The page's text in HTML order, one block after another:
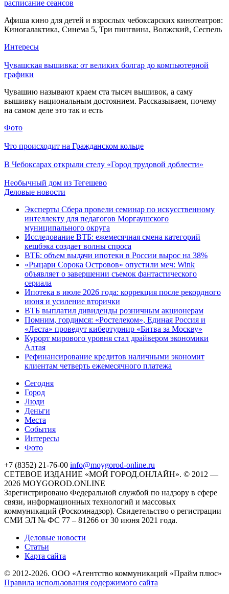
расписание сеансов
Афиша кино для детей и взрослых чебоксарских кинотеатров:
Киногалактика, Синема 5, Три пингвина, Волжский, Сеспель
Интересы
Чувашская вышивка: от великих болгар до компьютерной
графики
Чувашию называют краем ста тысяч вышивок, а саму
вышивку национальным достоянием. Рассказываем, почему
на самом деле это так и есть
Фото
Что происходит на Гражданском кольце
В Чебоксарах открыли стелу «Город трудовой доблести»
Необычный дом из Тегешево
Деловые новости
Эксперты Сбера провели семинар по искусственному
интеллекту для педагогов Моргаушского
муниципального округа
Исследование ВТБ: ежемесячная смена категорий
кешбэка создает волны спроса
ВТБ: объем выдачи ипотеки в России вырос на 38%
«Рыцари Сорока Островов» опустили меч: Wink
объявляет о завершении съемок фантастического
сериала
Ипотека в июле 2026 года: коррекция после рекордного
июня и усиление вторички
ВТБ выплатил дивиденды розничным акционерам
Помним, гордимся: «Ростелеком», Единая Россия и
«Леста» проведут кибертурнир «Битва за Москву»
Курорт мирового уровня стал драйвером экономики
Алтая
Рефинансирование кредитов наличными экономит
клиентам четверть ежемесячного платежа
Cегодня
Город
Люди
Деньги
Места
События
Интересы
Фото
+7 (8352) 21-76-00 info@moygorod-online.ru
СЕТЕВОЕ ИЗДАНИЕ «МОЙ ГОРОД.ОНЛАЙН». © 2012 —
2026 MOYGOROD.ONLINE
Зарегистрировано Федеральной службой по надзору в сфере
связи, информационных технологий и массовых
коммуникаций (Роскомнадзор). Свидетельство о регистрации
СМИ ЭЛ № ФС 77 – 81266 от 30 июня 2021 года.
Деловые новости
Статьи
Карта сайта
© 2012-2026. ООО «Агентство коммуникаций «Прайм плюс»
Правила использования содержимого сайта